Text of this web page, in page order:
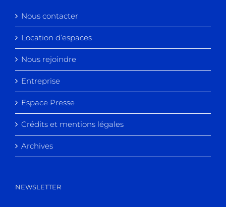
Nous contacter
Location d’espaces
Nous rejoindre
Entreprise
Espace Presse
Crédits et mentions légales
Archives
NEWSLETTER